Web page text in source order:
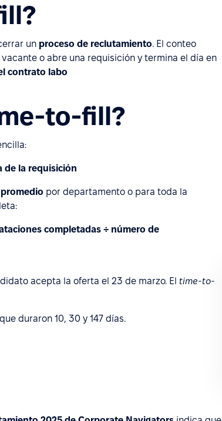
un proceso de reclutamiento. El conteo
o abre una requisición y termina el día en
contrato labo
to-fill?
de la requisición
promedio por departamento o para toda la
completadas ÷ número de
acepta la oferta el 23 de marzo. El time-to-
duraron 10, 30 y 147 días.